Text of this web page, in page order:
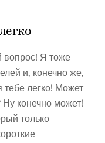
вопрос! Я тоже
и, конечно же,
тебе легко! Может
Ну конечно может!
только